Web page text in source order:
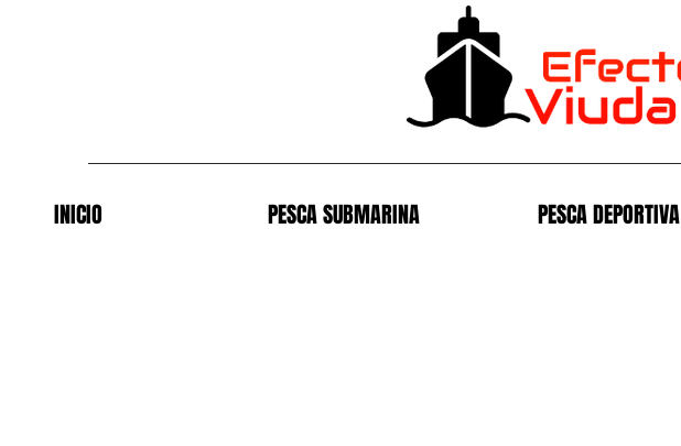
INICIO PESCA SUBMARINA PESCA DEPORTIVA